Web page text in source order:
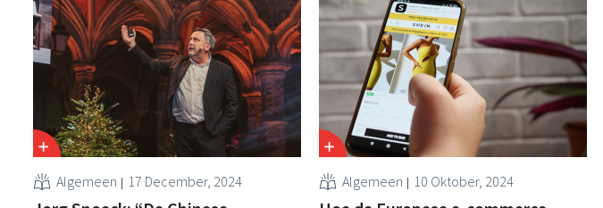
Algemeen 17 December, 2024 Algemeen 10 Oktober, 2024